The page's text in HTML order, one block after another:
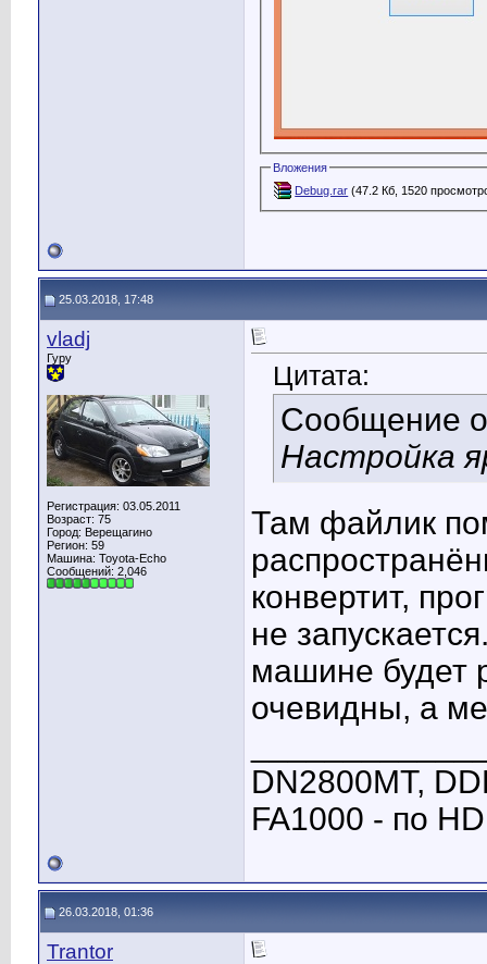
Вложения
Debug.rar (47.2 Кб, 1520
25.03.2018, 17:48
vladj
Гуру
Регистрация: 03.05.2011
Возраст: 75
Город: Верещагино
Регион: 59
Машина: Toyota-Echo
Сообщений: 2,046
Цитата:
Сообщение
Настройка
Там файлик
конвертит,
не
машине будет
очевидны, а
DN2800MT,
FA1000 - по
26.03.2018, 01:36
Trantor